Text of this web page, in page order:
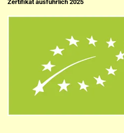
Zertifikat ausführlich 2025